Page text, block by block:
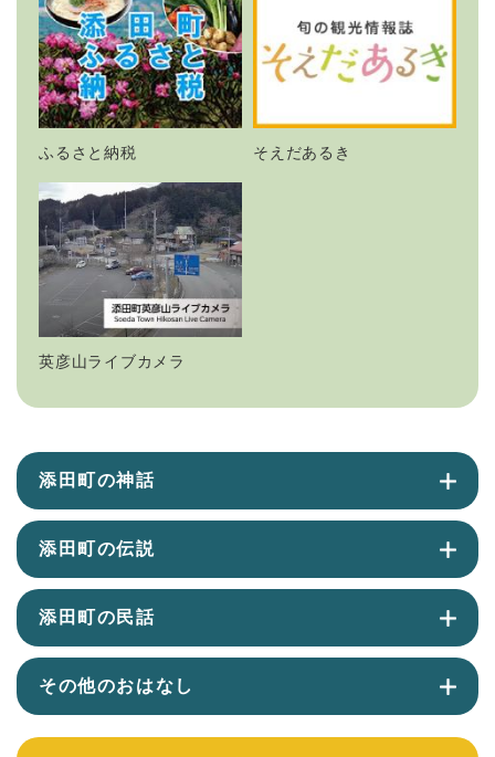
ふるさと納税 そえだあるき
英彦山ライブカメラ
添田町の神話
添田町の伝説
添田町の民話
その他のおはなし